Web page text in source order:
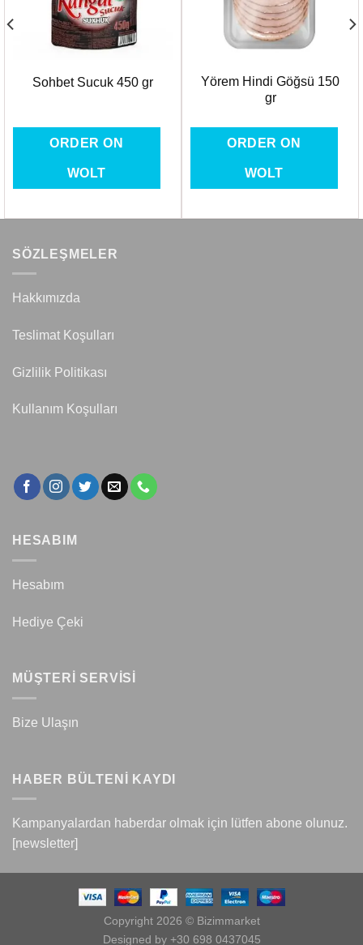
Sohbet Sucuk 450 gr
ORDER ON
WOLT
Yörem Hindi Göğsü 150
gr
ORDER ON
WOLT
SÖZLEŞMELER
Hakkımızda
Teslimat Koşulları
Gizlilik Politikası
Kullanım Koşulları
HESABIM
Hesabım
Hediye Çeki
MÜŞTERİ SERVİSİ
Bize Ulaşın
HABER BÜLTENİ KAYDI
Kampanyalardan haberdar olmak için lütfen abone olunuz.
[newsletter]
Copyright 2026 © Bizimmarket
Designed by +30 698 0437045